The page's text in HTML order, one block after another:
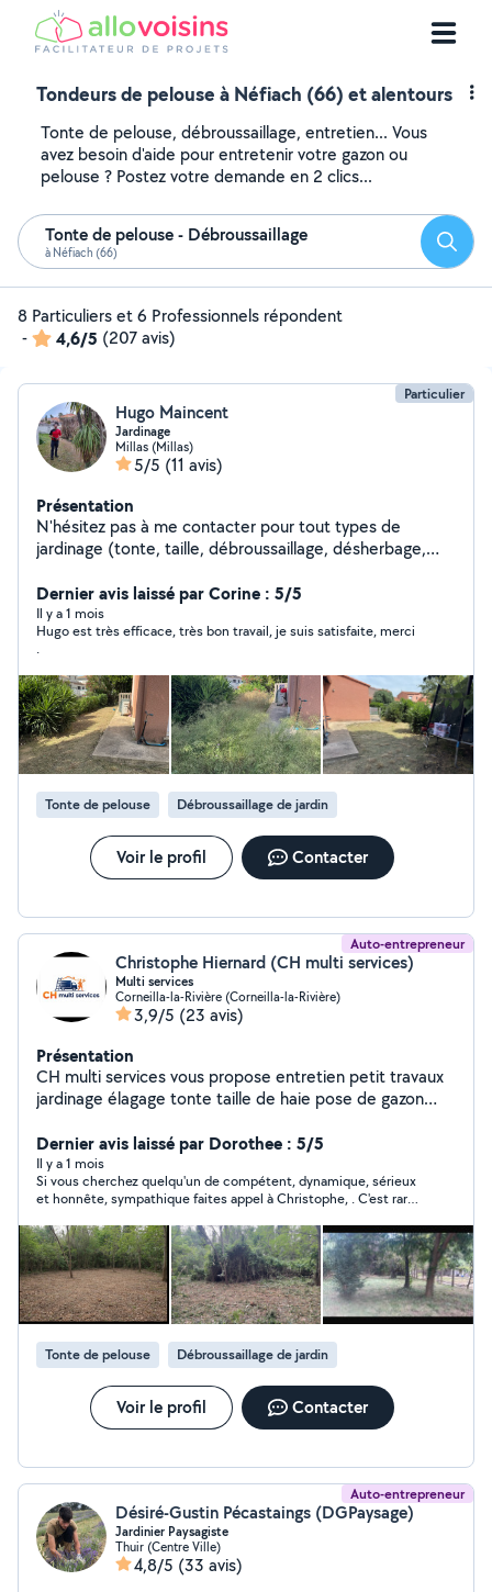
Tondeurs de pelouse à Néfiach (66) et alentours
Tonte de pelouse, débroussaillage, entretien... Vous
avez besoin d'aide pour entretenir votre gazon ou
pelouse ? Postez votre demande en 2 clics...
Tonte de pelouse - Débroussaillage
à Néfiach (66)
8 Particuliers et 6 Professionnels répondent
-
4,6/5 (207 avis)
Particulier
Hugo Maincent
Jardinage
Millas (Millas)
5/5 (11 avis)
Présentation
N'hésitez pas à me contacter pour tout types de
jardinage (tonte, taille, débroussaillage, désherbage,
l'expérience et cherche à avoir plus de visibilité avec allo
voisin.
Dernier avis laissé par Corine : 5/5
Il y a 1 mois
Hugo est très efficace, très bon travail, je suis satisfaite, merci
.
Tonte de pelouse Débroussaillage de jardin
Voir le profil Contacter
Auto-entrepreneur
Christophe Hiernard (CH multi services)
Multi services
Corneilla-la-Rivière (Corneilla-la-Rivière)
3,9/5 (23 avis)
Présentation
CH multi services vous propose entretien petit travaux
jardinage élagage tonte taille de haie pose de gazon
petite peinture réparation montage de meuble et bien
d'autres choses travail sérieux et soigner n'hésitez pas à
me contacter pour plus d'informations devis gratuit
autour de moi sur 30 klm
Dernier avis laissé par Dorothee : 5/5
Il y a 1 mois
Si vous cherchez quelqu'un de compétent, dynamique, sérieux
et honnête, sympathique faites appel à Christophe, . C'est rare
Tonte de pelouse Débroussaillage de jardin
Voir le profil Contacter
Auto-entrepreneur
Désiré-Gustin Pécastaings (DGPaysage)
Jardinier Paysagiste
Thuir (Centre Ville)
4,8/5 (33 avis)